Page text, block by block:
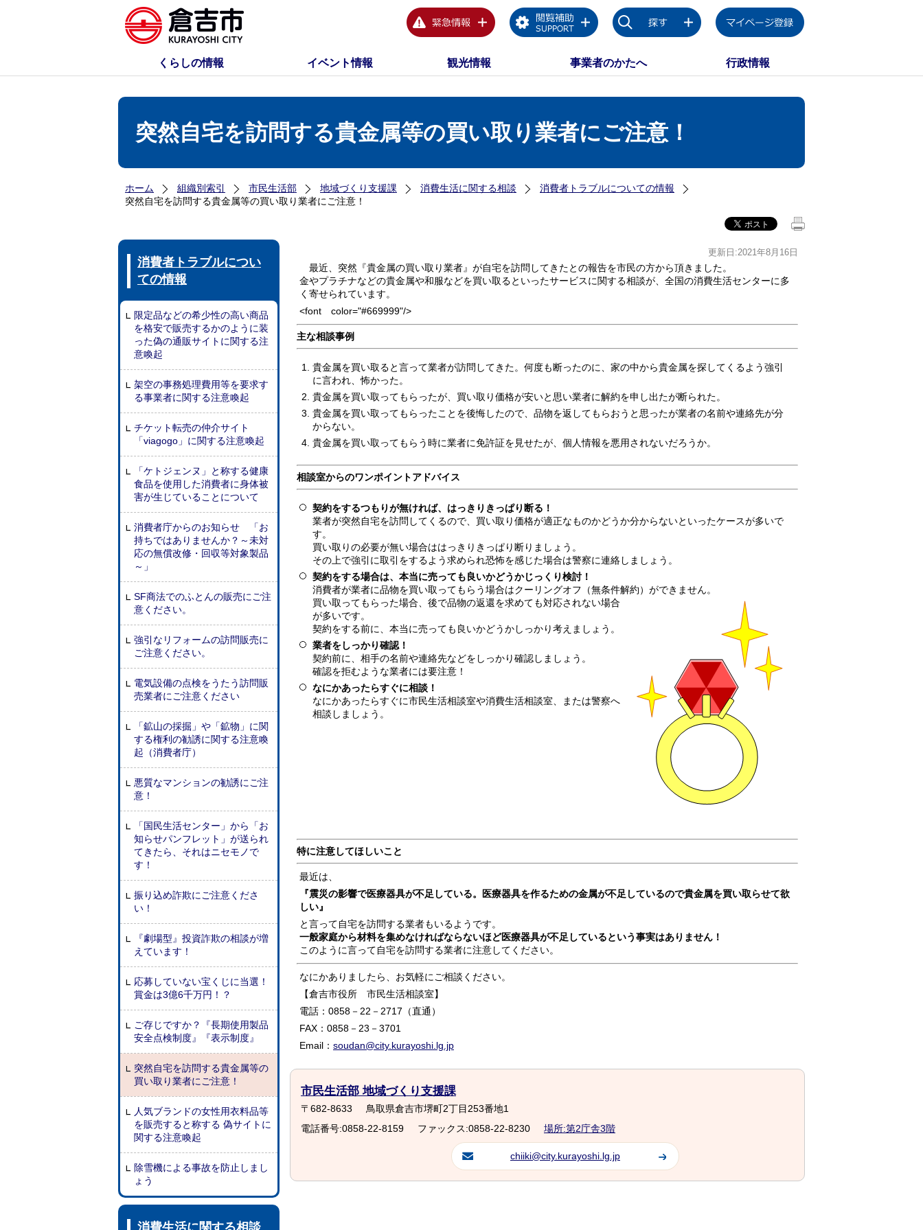
くらしの情報 イベント情報 観光情報 事業者のかたへ 行政情報
突然自宅を訪問する貴金属等の買い取り業者にご注意！
ホーム 組織別索引 市民生活部 地域づくり支援課 消費生活に関する相談
消費者トラブルについての情報
突然自宅を訪問する貴金属等の買い取り業者にご注意！
消費者トラブルについ
ての情報
限定品などの希少性の高い商品
を格安で販売するかのように装
った偽の通販サイトに関する注
意喚起
架空の事務処理費用等を要求す
る事業者に関する注意喚起
チケット転売の仲介サイト
「viagogo」に関する注意喚起
「ケトジェンヌ」と称する健康
食品を使用した消費者に身体被
害が生じていることについて
消費者庁からのお知らせ 「お
持ちではありませんか？～未対
応の無償改修・回収等対象製品
～」
SF商法でのふとんの販売にご注
意ください。
強引なリフォームの訪問販売に
ご注意ください。
電気設備の点検をうたう訪問販
売業者にご注意ください
「鉱山の採掘」や「鉱物」に関
する権利の勧誘に関する注意喚
起（消費者庁）
悪質なマンションの勧誘にご注
意！
「国民生活センター」から「お
知らせパンフレット」が送られ
てきたら、それはニセモノで
す！
振り込め詐欺にご注意くださ
い！
『劇場型』投資詐欺の相談が増
えています！
応募していない宝くじに当選！
賞金は3億6千万円！？
ご存じですか？『長期使用製品
安全点検制度』『表示制度』
突然自宅を訪問する貴金属等の
買い取り業者にご注意！
人気ブランドの女性用衣料品等
を販売すると称する 偽サイトに
関する注意喚起
除雪機による事故を防止しまし
ょう
消費生活に関する相談
更新日:2021年8月16日
最近、突然『貴金属の買い取り業者』が自宅を訪問してきたとの報告を市民の方から頂きました。
金やプラチナなどの貴金属や和服などを買い取るといったサービスに関する相談が、全国の消費生活センターに多
く寄せられています。
<font color="#669999"/>
主な相談事例
貴金属を買い取ると言って業者が訪問してきた。何度も断ったのに、家の中から貴金属を探してくるよう強引
に言われ、怖かった。
貴金属を買い取ってもらったが、買い取り価格が安いと思い業者に解約を申し出たが断られた。
貴金属を買い取ってもらったことを後悔したので、品物を返してもらおうと思ったが業者の名前や連絡先が分
からない。
貴金属を買い取ってもらう時に業者に免許証を見せたが、個人情報を悪用されないだろうか。
相談室からのワンポイントアドバイス
契約をするつもりが無ければ、はっきりきっぱり断る！
業者が突然自宅を訪問してくるので、買い取り価格が適正なものかどうか分からないといったケースが多いで
す。
買い取りの必要が無い場合ははっきりきっぱり断りましょう。
その上で強引に取引をするよう求められ恐怖を感じた場合は警察に連絡しましょう。
契約をする場合は、本当に売っても良いかどうかじっくり検討！
消費者が業者に品物を買い取ってもらう場合はクーリングオフ（無条件解約）ができません。
買い取ってもらった場合、後で品物の返還を求めても対応されない場合
が多いです。
契約をする前に、本当に売っても良いかどうかしっかり考えましょう。
業者をしっかり確認！
契約前に、相手の名前や連絡先などをしっかり確認しましょう。
確認を拒むような業者には要注意！
なにかあったらすぐに相談！
なにかあったらすぐに市民生活相談室や消費生活相談室、または警察へ
相談しましょう。
特に注意してほしいこと
最近は、
『震災の影響で医療器具が不足している。医療器具を作るための金属が不足しているので貴金属を買い取らせて欲
しい』
と言って自宅を訪問する業者もいるようです。
一般家庭から材料を集めなければならないほど医療器具が不足しているという事実はありません！
このように言って自宅を訪問する業者に注意してください。
なにかありましたら、お気軽にご相談ください。
【倉吉市役所 市民生活相談室】
電話：0858－22－2717（直通）
FAX：0858－23－3701
Email： soudan@city.kurayoshi.lg.jp
市民生活部 地域づくり支援課
〒682-8633
鳥取県倉吉市堺町2丁目253番地1
電話番号:0858-22-8159
ファックス:0858-22-8230 場所:第2庁舎3階
chiiki@city.kurayoshi.lg.jp